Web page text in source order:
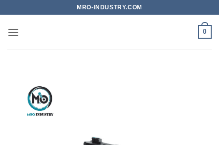
nội
MRO-INDUSTRY.COM
0